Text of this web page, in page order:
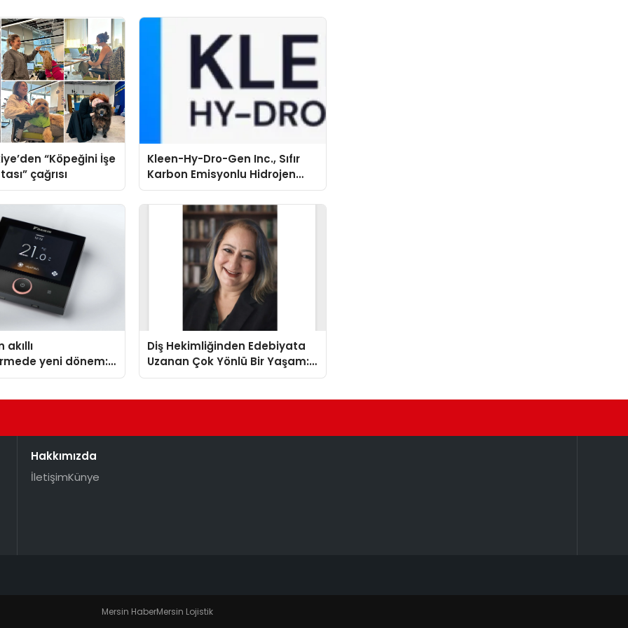
“Köpeğini İşe
çağrısı
Kleen-Hy-Dro-Gen Inc., Sıfır
Karbon Emisyonlu Hidrojen
Isıtma Teknolojisinde ISO ve
TSSA Düzenleyici Onaylarını
akıllı
yeni dönem:
Türkiye’de
Diş Hekimliğinden Edebiyata
Uzanan Çok Yönlü Bir Yaşam:
Yeşim Şahin Yaman
Hakkımızda
İletişimKünye
Mersin HaberMersin Lojistik